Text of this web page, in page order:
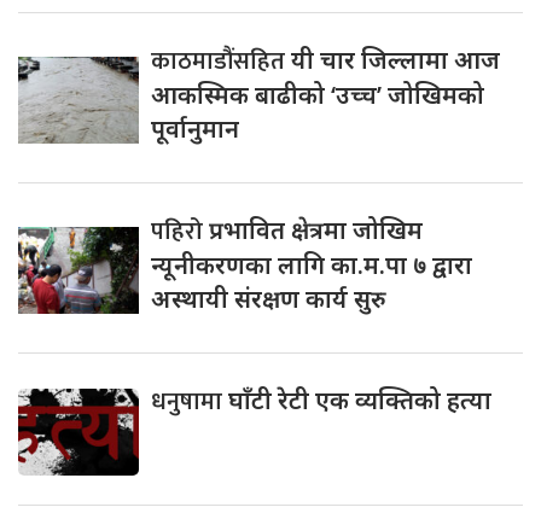
काठमाडौंसहितयी चार जिल्लामा आज
आकस्मिक बाढीको ‘उच्च’ जोखिमको
पूर्वानुमान
पहिरोप्रभावित क्षेत्रमा जोखिम
न्यूनीकरणका लागि का.म.पा ७ द्वारा
अस्थायी संरक्षण कार्य सुरु
धनुषामाघाँटी रेटी एक व्यक्तिको हत्या